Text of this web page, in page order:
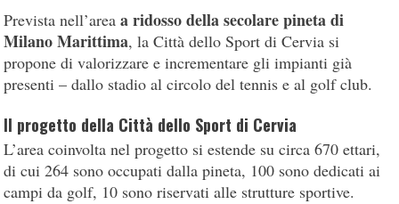
Prevista nell’areaa ridosso della secolare pineta di
Milano Marittima, la Città dello Sport di Cervia si
propone di valorizzare e incrementare gli impianti già
presenti – dallo stadio al circolo del tennis e al golf club.
Il progetto della Città dello Sport di Cervia
L’area coinvolta nel progetto si estende su circa 670 ettari,
di cui 264 sono occupati dalla pineta, 100 sono dedicati ai
campi da golf, 10 sono riservati alle strutture sportive.